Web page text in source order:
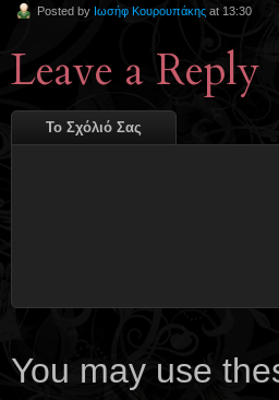
Posted by Ιωσήφ Κουρουπάκης at 13:30
Leave a Reply
Το Σχόλιό Σας
You may use